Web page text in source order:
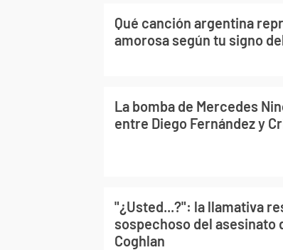
Qué canción argentina
amorosa según tu signo
La bomba de Mercedes
entre Diego Fernández y
"¿Usted...?": la llamativa
sospechoso del asesinato
Coghlan